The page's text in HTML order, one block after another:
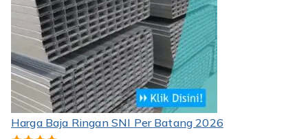
Harga Baja Ringan SNI Per Batang 2026